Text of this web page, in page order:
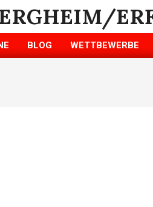
BLOG WETTBEWERBE